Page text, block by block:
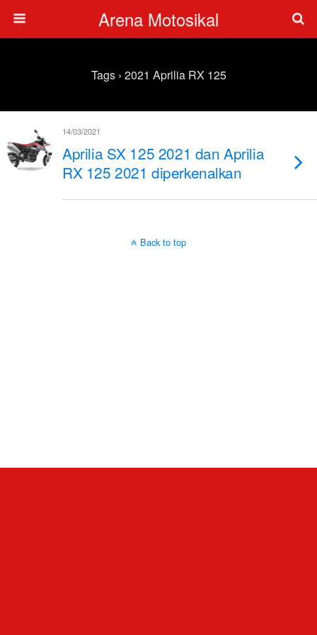
Arena Motosikal
Tags › 2021 Aprilia RX 125
14/03/2021
Aprilia SX 125 2021 dan Aprilia
RX 125 2021 diperkenalkan
Back to top